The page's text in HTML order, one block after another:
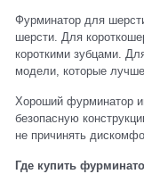
Фурминатор для
шерсти. Для
короткими зубцами.
модели, которые
Хороший фурминатор
безопасную
не причинять
Где купить